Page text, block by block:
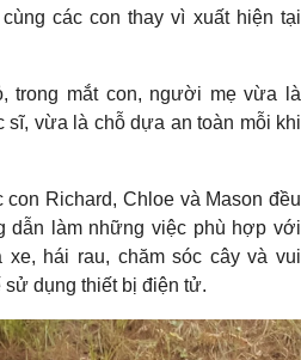
các con thay vì xuất hiện tại
trong mắt con, người mẹ vừa là
sĩ, vừa là chỗ dựa an toàn mỗi khi
Richard, Chloe và Mason đều
làm những việc phù hợp với
hái rau, chăm sóc cây và vui
dụng thiết bị điện tử.